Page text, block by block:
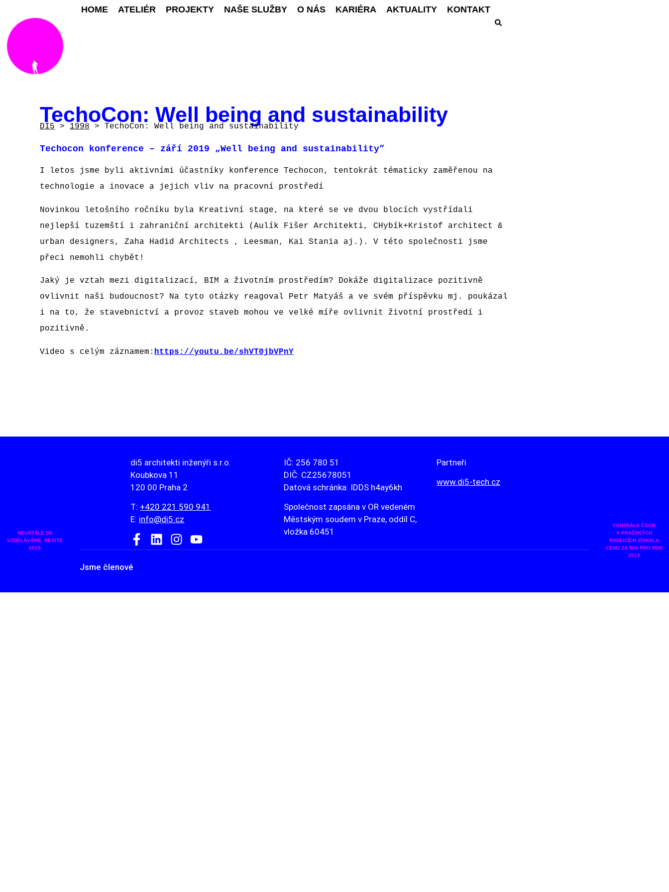
HOME ATELIÉR PROJEKTY NAŠE SLUŽBY O NÁS KARIÉRA AKTUALITY KONTAKT
TechoCon: Well being and sustainability
DI5 > 1998 > TechoCon: Well being and sustainability
Techocon konference – září 2019 „Well being and sustainability”
I letos jsme byli aktivními účastníky konference Techocon, tentokrát tématicky zaměřenou na
technologie a inovace a jejich vliv na pracovní prostředí
Novinkou letošního ročníku byla Kreativní stage, na které se ve dvou blocích vystřídali
nejlepší tuzemští i zahraniční architekti (Aulík Fišer Architekti, CHybík+Kristof architect &
urban designers, Zaha Hadid Architects , Leesman, Kai Stania aj.). V této společnosti jsme
přeci nemohli chybět!
Jaký je vztah mezi digitalizací, BIM a životním prostředím? Dokáže digitalizace pozitivně
ovlivnit naši budoucnost? Na tyto otázky reagoval Petr Matyáš a ve svém příspěvku mj. poukázal
i na to, že stavebnictví a provoz staveb mohou ve velké míře ovlivnit životní prostředí i
pozitivně.
Video s celým záznamem: https://youtu.be/shVT0jbVPnY
di5 architekti inženýři s.r.o.
Koubkova 11
120 00 Praha 2
T: +420 221 590 941
E: info@di5.cz
IČ: 256 780 51
DIČ: CZ25678051
Datová schránka: IDDS h4ay6kh
Společnost zapsána v OR vedeném
Městským soudem v Praze, oddíl C,
vložka 60451
Partneři
www.di5-tech.cz
Jsme členové
NEUSTÁLE SE
VZDĚLÁVÁME. RESITE
2019
CENTRÁLA ČSOB
V PRAŽSKÝCH
RADLICÍCH ZÍSKALA
CENU ZA BIM PRO ROK
2019